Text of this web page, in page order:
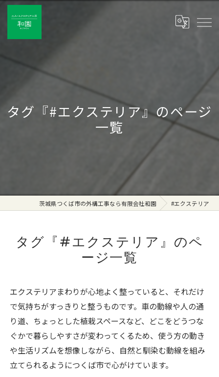
タグ『#エクステリア』のページ
一覧
茨城県つくば市の外構工事なら有限会社和園 #エクステリア
タグ『#エクステリア』のペ
ージ一覧
エクステリアまわりが心地よく整っていると、それだけ
で気持ちがすっきりと整うものです。車の動線や人の通
り道、ちょっとした植栽スペースなど、どこをどうつな
ぐかで暮らしやすさが変わってくるため、使う方の動き
や生活リズムを想像しながら、自然と馴染む動線を組み
立てられるようにつくば市で心がけています。